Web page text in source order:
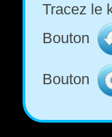
Tracez le
Bouton
Bouton